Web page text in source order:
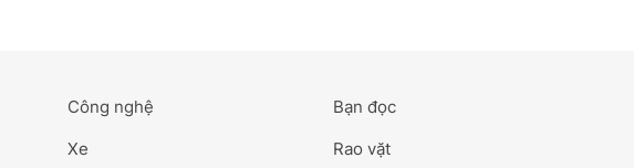
Công nghệ
Xe
Bạn đọc
Rao vặt